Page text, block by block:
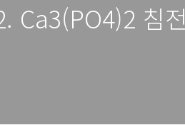
Ca3(PO4)2 침전